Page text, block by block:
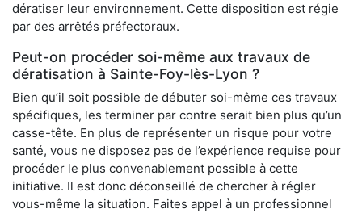
dératiser leur environnement. Cette disposition est régie
par des arrêtés préfectoraux.
Peut-on procéder soi-même aux travaux de
dératisation à Sainte-Foy-lès-Lyon ?
Bien qu’il soit possible de débuter soi-même ces travaux
spécifiques, les terminer par contre serait bien plus qu’un
casse-tête. En plus de représenter un risque pour votre
santé, vous ne disposez pas de l’expérience requise pour
procéder le plus convenablement possible à cette
initiative. Il est donc déconseillé de chercher à régler
vous-même la situation. Faites appel à un professionnel